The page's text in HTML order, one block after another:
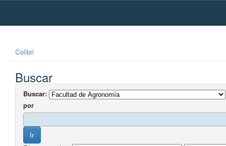
Skip
Colibri
Buscar
Buscar:
por